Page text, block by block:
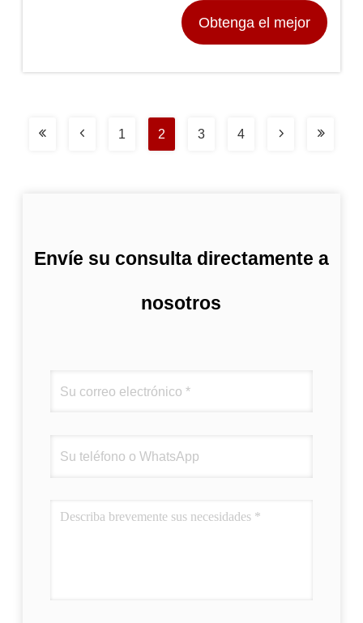
contaminación de
muestras
Obtenga el mejor
1 2 3 4
Envíe su consulta directamente a
nosotros